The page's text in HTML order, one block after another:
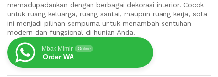
memadupadankan dengan berbagai dekorasi interior. Cocok
untuk ruang keluarga, ruang santai, maupun ruang kerja, sofa
ini menjadi pilihan sempurna untuk menambah sentuhan
modern dan fungsional di hunian Anda.
Mbak Mimin Online
Order WA